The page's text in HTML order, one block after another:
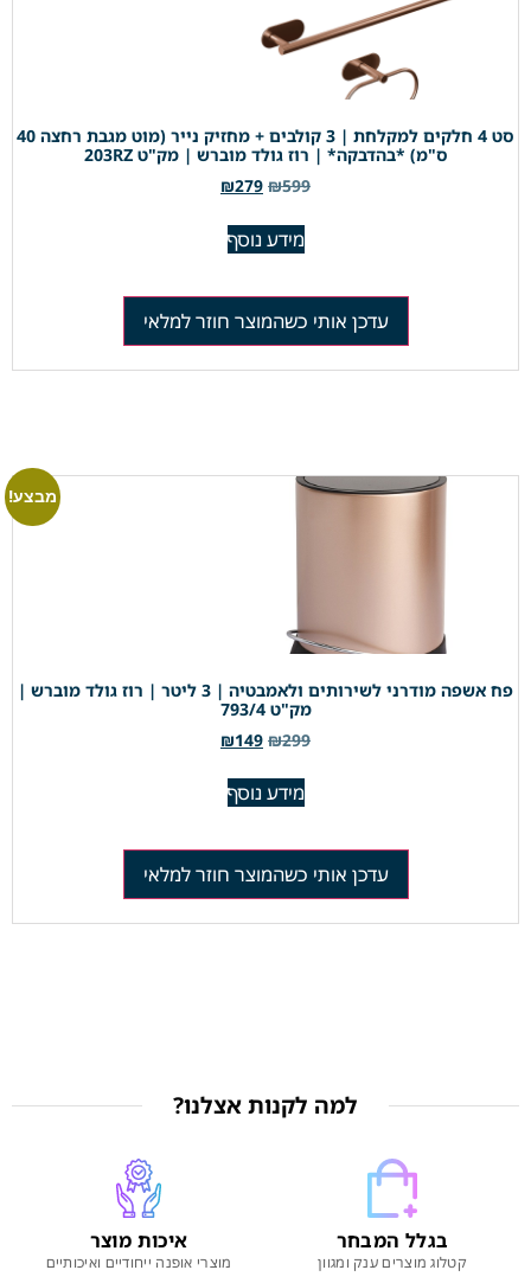
סט 4 חלקים למקלחת | 3 קולבים + מחזיק נייר (מוט מגבת רחצה 40
ס"מ) *בהדבקה* | רוז גולד מוברש | מק"ט 203RZ
₪599
₪279
מידע נוסף
עדכן אותי כשהמוצר חוזר למלאי
מבצע!
פח אשפה מודרני לשירותים ולאמבטיה | 3 ליטר | רוז גולד מוברש |
מק"ט 793/4
₪299
₪149
מידע נוסף
עדכן אותי כשהמוצר חוזר למלאי
למה לקנות אצלנו?
בגלל המבחר
קטלוג מוצרים ענק ומגוון
איכות מוצר
מוצרי אופנה ייחודיים ואיכותיים